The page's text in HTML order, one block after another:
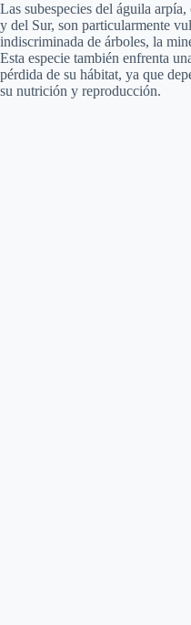
Las subespecies del águila
y del Sur, son particularmente
indiscriminada de árboles, la
Esta especie también enfrenta
pérdida de su hábitat, ya que
su nutrición y reproducción.